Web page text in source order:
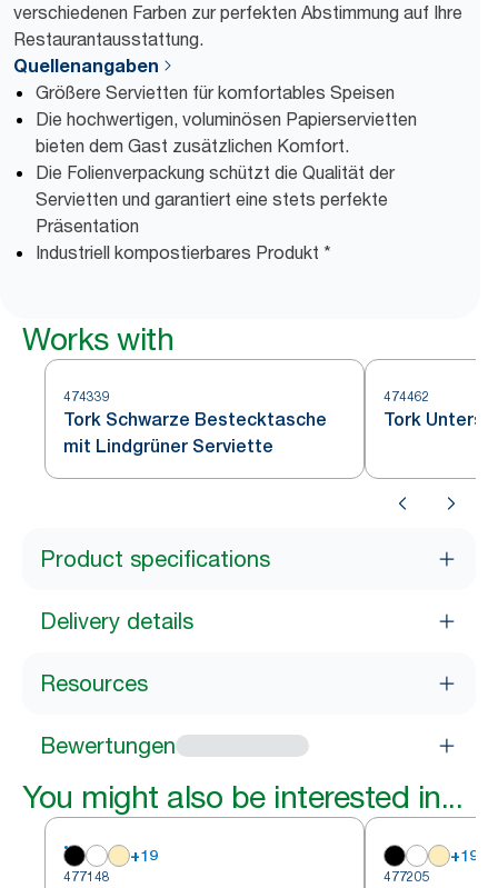
verschiedenen Farben zur perfekten Abstimmung auf Ihre
Restaurantausstattung.
Quellenangaben
Größere Servietten für komfortables Speisen
Die hochwertigen, voluminösen Papierservietten
bieten dem Gast zusätzlichen Komfort.
Die Folienverpackung schützt die Qualität der
Servietten und garantiert eine stets perfekte
Präsentation
Industriell kompostierbares Produkt *
Works with
474339
Tork Schwarze Bestecktasche
mit Lindgrüner Serviette
474462
Tork
Product specifications
Delivery details
Resources
Bewertungen
You might also be interested in...
+19
477148
+19
477205